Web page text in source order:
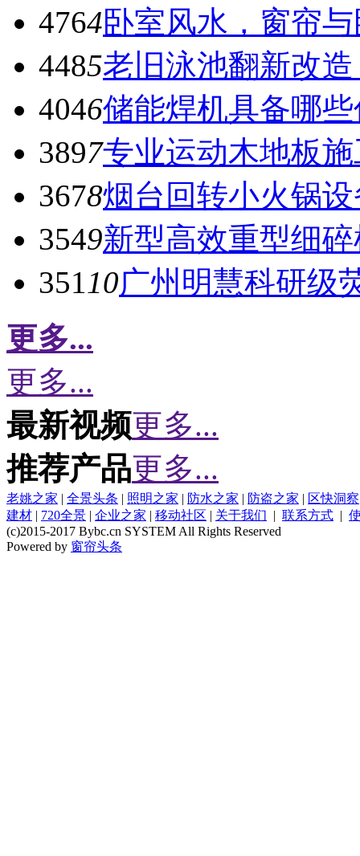
4764卧室风水，窗帘
4485老旧泳池翻新改
4046储能焊机具备哪
3897专业运动木地板
3678烟台回转小火锅
3549新型高效重型细
35110广州明慧科研级
更多...
更多...
最新视频更多...
推荐产品更多...
老姚之家 | 全景头条 | 照明之家 | 防水之家 | 防盗之家 | 区快洞察
建材 | 720全景 | 企业之家 | 移动社区 | 关于我们 | 联系方式 |
(c)2015-2017 Bybc.cn SYSTEM All Rights Reserved
Powered by 窗帘头条